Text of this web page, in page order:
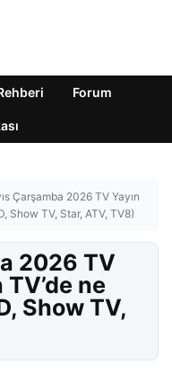
Forum
Çarşamba 2026 TV Yayın
Show TV, Star, ATV, TV8)
2026 TV
TV’de ne
Show TV,